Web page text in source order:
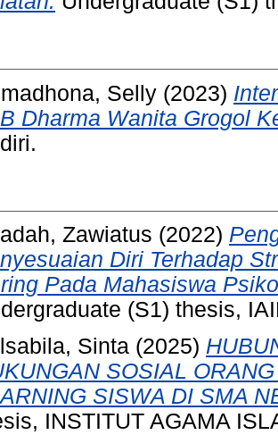
Selly (2023)
Dharma Wanita Grogol
Zawiatus (2022)
Diri Terhadap
Pada Mahasiswa
(S1) thesis,
Sinta (2025)
SOSIAL
SISWA DI SMA
INSTITUT AGAMA